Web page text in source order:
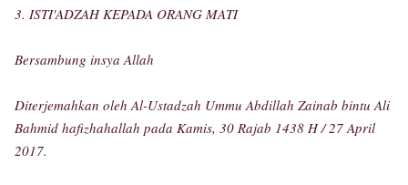
3. ISTI'ADZAH KEPADA ORANG MATI
Bersambung insya Allah
Diterjemahkan oleh Al-Ustadzah Ummu Abdillah Zainab bintu Ali
Bahmid hafizhahallah pada Kamis, 30 Rajab 1438 H / 27 April
2017.